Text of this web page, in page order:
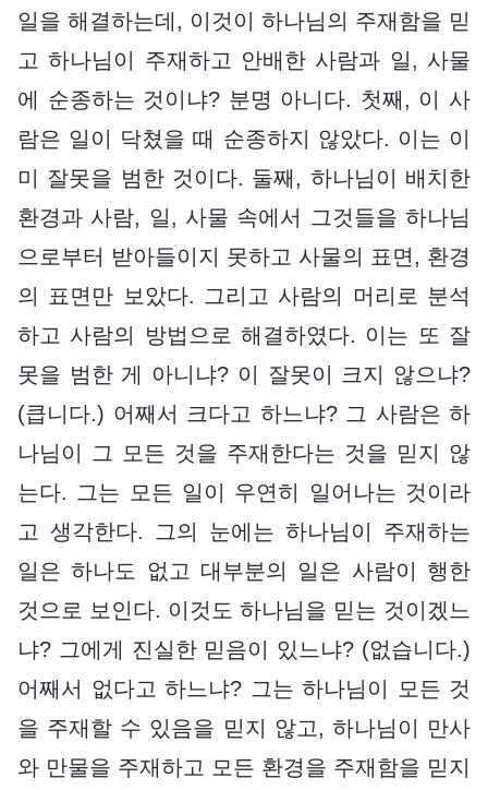
일을 해결하는데, 이것이 하나님의 주재함을 믿
고 하나님이 주재하고 안배한 사람과 일, 사물
에 순종하는 것이냐? 분명 아니다. 첫째, 이 사
람은 일이 닥쳤을 때 순종하지 않았다. 이는 이
미 잘못을 범한 것이다. 둘째, 하나님이 배치한
환경과 사람, 일, 사물 속에서 그것들을 하나님
으로부터 받아들이지 못하고 사물의 표면, 환경
의 표면만 보았다. 그리고 사람의 머리로 분석
하고 사람의 방법으로 해결하였다. 이는 또 잘
못을 범한 게 아니냐? 이 잘못이 크지 않으냐?
(큽니다.) 어째서 크다고 하느냐? 그 사람은 하
나님이 그 모든 것을 주재한다는 것을 믿지 않
는다. 그는 모든 일이 우연히 일어나는 것이라
고 생각한다. 그의 눈에는 하나님이 주재하는
일은 하나도 없고 대부분의 일은 사람이 행한
것으로 보인다. 이것도 하나님을 믿는 것이겠느
냐? 그에게 진실한 믿음이 있느냐? (없습니다.)
어째서 없다고 하느냐? 그는 하나님이 모든 것
을 주재할 수 있음을 믿지 않고, 하나님이 만사
와 만물을 주재하고 모든 환경을 주재함을 믿지